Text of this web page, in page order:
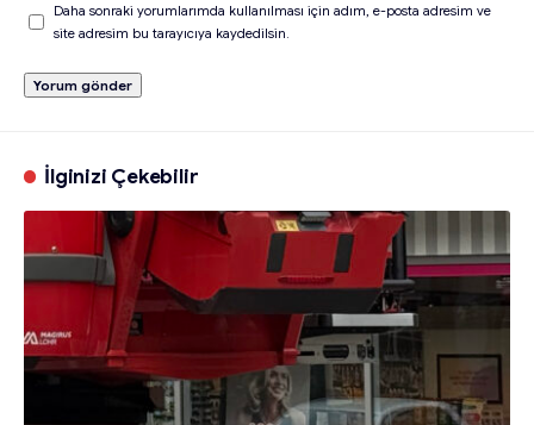
Daha sonraki yorumlarımda kullanılması için adım, e-posta adresim ve
site adresim bu tarayıcıya kaydedilsin.
İlginizi Çekebilir